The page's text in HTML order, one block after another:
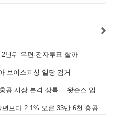
년뒤 우편·전자투표 할까
보이스피싱 일당 검거
대한민국 대표 숙취해소제 ‘컨디션’, 홍콩 시장 본격 상륙… 왓슨스 입점 기념 할인 행사 진행
[홍콩사회] 홍콩 대졸자 평균 연봉, 작년보다 2.1% 오른 33만 6천 홍콩달러 기록